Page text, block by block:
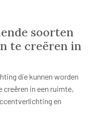
soorten
te creëren in
die kunnen worden
in een ruimte,
en